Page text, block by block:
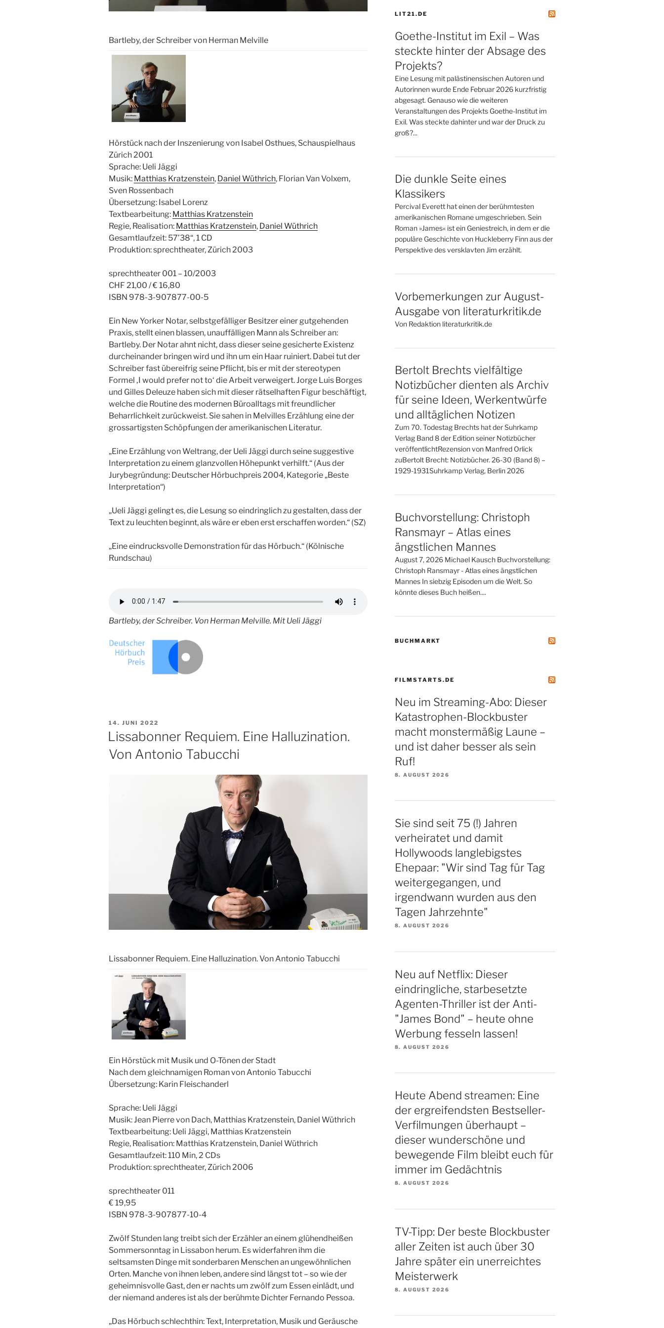
Bartleby, der Schreiber von Herman Melville
Hörstück nach der Inszenierung von Isabel Osthues, Schauspielhaus
Zürich 2001
Sprache: Ueli Jäggi
Musik: Matthias Kratzenstein, Daniel Wüthrich, Florian Van Volxem,
Sven Rossenbach
Übersetzung: Isabel Lorenz
Textbearbeitung: Matthias Kratzenstein
Regie, Realisation: Matthias Kratzenstein, Daniel Wüthrich
Gesamtlaufzeit: 57’38“, 1 CD
Produktion: sprechtheater, Zürich 2003
sprechtheater 001 – 10/2003
CHF 21,00 / € 16,80
ISBN 978-3-907877-00-5
Ein New Yorker Notar, selbstgefälliger Besitzer einer gutgehenden
Praxis, stellt einen blassen, unauffälligen Mann als Schreiber an:
Bartleby. Der Notar ahnt nicht, dass dieser seine gesicherte Existenz
durcheinander bringen wird und ihn um ein Haar ruiniert. Dabei tut der
Schreiber fast übereifrig seine Pflicht, bis er mit der stereotypen
Formel ‚I would prefer not to‘ die Arbeit verweigert. Jorge Luis Borges
und Gilles Deleuze haben sich mit dieser rätselhaften Figur beschäftigt,
welche die Routine des modernen Büroalltags mit freundlicher
Beharrlichkeit zurückweist. Sie sahen in Melvilles Erzählung eine der
grossartigsten Schöpfungen der amerikanischen Literatur.
„Eine Erzählung von Weltrang, der Ueli Jäggi durch seine suggestive
Interpretation zu einem glanzvollen Höhepunkt verhilft.“ (Aus der
Jurybegründung: Deutscher Hörbuchpreis 2004, Kategorie „Beste
Interpretation“)
„Ueli Jäggi gelingt es, die Lesung so eindringlich zu gestalten, dass der
Text zu leuchten beginnt, als wäre er eben erst erschaffen worden.“ (SZ)
„Eine eindrucksvolle Demonstration für das Hörbuch.“ (Kölnische
Rundschau)
Bartleby, der Schreiber. Von Herman Melville. Mit Ueli Jäggi
VERÖFFENTLICHT
AM
14. JUNI 2022
Lissabonner Requiem. Eine Halluzination.
Von Antonio Tabucchi
Lissabonner Requiem. Eine Halluzination. Von Antonio Tabucchi
Ein Hörstück mit Musik und O-Tönen der Stadt
Nach dem gleichnamigen Roman von Antonio Tabucchi
Übersetzung: Karin Fleischanderl
Sprache: Ueli Jäggi
Musik: Jean Pierre von Dach, Matthias Kratzenstein, Daniel Wüthrich
Textbearbeitung: Ueli Jäggi, Matthias Kratzenstein
Regie, Realisation: Matthias Kratzenstein, Daniel Wüthrich
Gesamtlaufzeit: 110 Min, 2 CDs
Produktion: sprechtheater, Zürich 2006
sprechtheater 011
€ 19,95
ISBN 978-3-907877-10-4
Zwölf Stunden lang treibt sich der Erzähler an einem glühendheißen
Sommersonntag in Lissabon herum. Es widerfahren ihm die
seltsamsten Dinge mit sonderbaren Menschen an ungewöhnlichen
Orten. Manche von ihnen leben, andere sind längst tot – so wie der
geheimnisvolle Gast, den er nachts um zwölf zum Essen einlädt, und
der niemand anderes ist als der berühmte Dichter Fernando Pessoa.
„Das Hörbuch schlechthin: Text, Interpretation, Musik und Geräusche
LIT21.DE
Goethe-Institut im Exil – Was
steckte hinter der Absage des
Projekts?
Eine Lesung mit palästinensischen Autoren und
Autorinnen wurde Ende Februar 2026 kurzfristig
abgesagt. Genauso wie die weiteren
Veranstaltungen des Projekts Goethe-Institut im
Exil. Was steckte dahinter und war der Druck zu
groß?...
Die dunkle Seite eines
Klassikers
Percival Everett hat einen der berühmtesten
amerikanischen Romane umgeschrieben. Sein
Roman »James« ist ein Geniestreich, in dem er die
populäre Geschichte von Huckleberry Finn aus der
Perspektive des versklavten Jim erzählt.
Vorbemerkungen zur August-
Ausgabe von literaturkritik.de
Von Redaktion literaturkritik.de
Bertolt Brechts vielfältige
Notizbücher dienten als Archiv
für seine Ideen, Werkentwürfe
und alltäglichen Notizen
Zum 70. Todestag Brechts hat der Suhrkamp
Verlag Band 8 der Edition seiner Notizbücher
veröffentlichtRezension von Manfred Orlick
zuBertolt Brecht: Notizbücher. 26-30 (Band 8) –
1929-1931Suhrkamp Verlag, Berlin 2026
Buchvorstellung: Christoph
Ransmayr – Atlas eines
ängstlichen Mannes
August 7, 2026 Michael Kausch Buchvorstellung:
Christoph Ransmayr - Atlas eines ängstlichen
Mannes In siebzig Episoden um die Welt. So
könnte dieses Buch heißen....
BUCHMARKT
FILMSTARTS.DE
Neu im Streaming-Abo: Dieser
Katastrophen-Blockbuster
macht monstermäßig Laune –
und ist daher besser als sein
Ruf!
8. AUGUST 2026
Sie sind seit 75 (!) Jahren
verheiratet und damit
Hollywoods langlebigstes
Ehepaar: "Wir sind Tag für Tag
weitergegangen, und
irgendwann wurden aus den
Tagen Jahrzehnte"
8. AUGUST 2026
Neu auf Netflix: Dieser
eindringliche, starbesetzte
Agenten-Thriller ist der Anti-
"James Bond" – heute ohne
Werbung fesseln lassen!
8. AUGUST 2026
Heute Abend streamen: Eine
der ergreifendsten Bestseller-
Verfilmungen überhaupt –
dieser wunderschöne und
bewegende Film bleibt euch für
immer im Gedächtnis
8. AUGUST 2026
TV-Tipp: Der beste Blockbuster
aller Zeiten ist auch über 30
Jahre später ein unerreichtes
Meisterwerk
8. AUGUST 2026